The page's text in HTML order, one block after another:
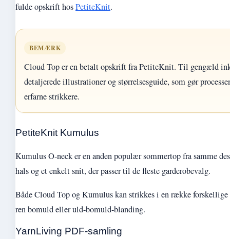
fulde opskrift hosPetiteKnit.
BEMÆRK
Cloud Top er en betalt opskrift fra PetiteKnit. Til gengæld
detaljerede illustrationer og størrelsesguide, som gør
erfarne strikkere.
PetiteKnit Kumulus
Kumulus O-neck er en anden populær sommertop fra samme
hals og et enkelt snit, der passer til de fleste garderobevalg.
Både Cloud Top og Kumulus kan strikkes i en række forskellige
ren bomuld eller uld-bomuld-blanding.
YarnLiving PDF-samling